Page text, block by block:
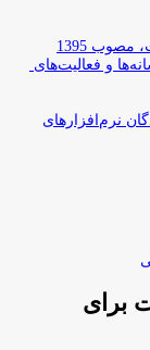
1395
و فعالیت‌­های
نرم‌افزارهای
برای